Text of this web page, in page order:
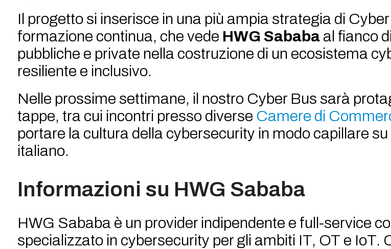
Il progetto si inserisce in una più ampia strategia di
formazione continua, che vede HWG Sababaal fianco
pubbliche e private nella costruzione di un ecosistema
resiliente e inclusivo.
Nelle prossime settimane, il nostro Cyber Bus sarà
tappe, tra cui incontri presso diverse Camere di
portare la cultura della cybersecurity in modo capillare
italiano.
Informazioni su HWG Sababa
HWG Sababa è un provider indipendente e full-service
specializzato in cybersecurity per gli ambiti IT, OT e IoT.